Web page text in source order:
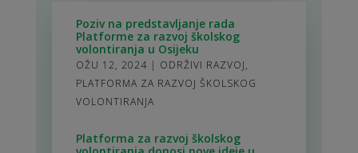
Poziv na predstavljanje rada
Platforme za razvoj školskog
volontiranja u Osijeku
OŽU 12, 2024 | ODRŽIVI RAZVOJ,
PLATFORMA ZA RAZVOJ ŠKOLSKOG
VOLONTIRANJA
Platforma za razvoj školskog